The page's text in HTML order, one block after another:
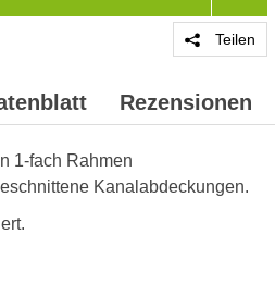
Teilen
Rezensionen
1-fach Rahmen
Kanalabdeckungen.